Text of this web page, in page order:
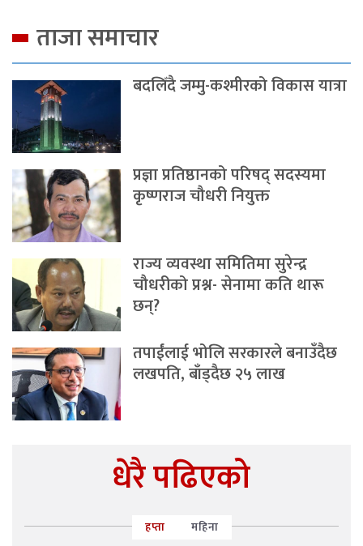
ताजा समाचार
बदलिँदै जम्मु-कश्मीरको विकास यात्रा
प्रज्ञा प्रतिष्ठानको परिषद् सदस्यमा
कृष्णराज चौधरी नियुक्त
राज्य व्यवस्था समितिमा सुरेन्द्र
चौधरीको प्रश्न- सेनामा कति थारू
छन्?
तपाईंलाई भोलि सरकारले बनाउँदैछ
लखपति, बाँड्दैछ २५ लाख
धेरै पढिएको
हप्ता महिना